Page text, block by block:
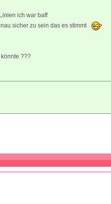
ich war baff
sicher zu sein das es stimmt
???